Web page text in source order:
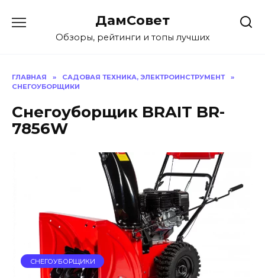
содержанию
ДамСовет
Обзоры, рейтинги и топы лучших
ГЛАВНАЯ » САДОВАЯ ТЕХНИКА, ЭЛЕКТРОИНСТРУМЕНТ
»
СНЕГОУБОРЩИКИ
Снегоуборщик BRAIT BR-
7856W
СНЕГОУБОРЩИКИ